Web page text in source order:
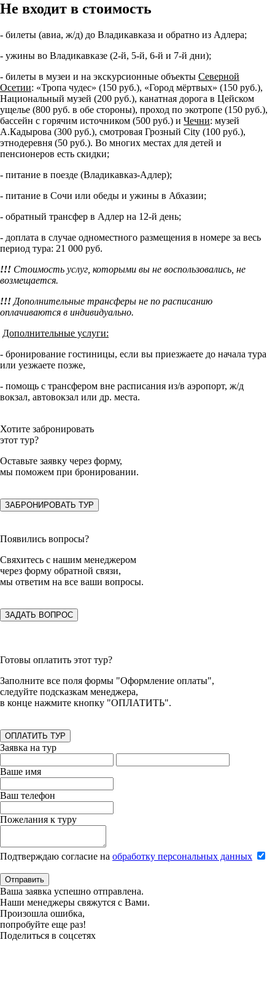
Не входит в стоимость
- билеты (авиа, ж/д) до Владикавказа и обратно из Адлера;
- ужины во Владикавказе (2-й, 5-й, 6-й и 7-й дни);
- билеты в музеи и на экскурсионные объекты Северной
Осетии: «Тропа чудес» (150 руб.), «Город мёртвых» (150 руб.),
Национальный музей (200 руб.), канатная дорога в Цейском
ущелье (800 руб. в обе стороны), проход по экотропе (150 руб.),
бассейн с горячим источником (500 руб.) и Чечни: музей
А.Кадырова (300 руб.), смотровая Грозный City (100 руб.),
этнодеревня (50 руб.). Во многих местах для детей и
пенсионеров есть скидки;
- питание в поезде (Владикавказ-Адлер);
- питание в Сочи или обеды и ужины в Абхазии;
- обратный трансфер в Адлер на 12-й день;
- доплата в случае одноместного размещения в номере за весь
период тура: 21 000 руб.
!!! Стоимость услуг, которыми вы не воспользовались, не
возмещается.
!!! Дополнительные трансферы не по расписанию
оплачиваются в индивидуально.
Дополнительные услуги:
- бронирование гостиницы, если вы приезжаете до начала тура
или уезжаете позже,
- помощь с трансфером вне расписания из/в аэропорт, ж/д
вокзал, автовокзал или др. места.
Хотите забронировать
этот тур?
Оставьте заявку через форму,
мы поможем при бронировании.
ЗАБРОНИРОВАТЬ ТУР
Появились вопросы?
Свяхитесь с нашим менеджером
через форму обратной связи,
мы ответим на все ваши вопросы.
ЗАДАТЬ ВОПРОС
Готовы оплатить этот тур?
Заполните все поля формы "Оформление оплаты",
следуйте подсказкам менеджера,
в конце нажмите кнопку "ОПЛАТИТЬ".
ОПЛАТИТЬ ТУР
Заявка на тур
Ваше имя
Ваш телефон
Пожелания к туру
Подтверждаю согласие на обработку персональных данных
Отправить
Ваша заявка успешно отправлена.
Наши менеджеры свяжутся с Вами.
Произошла ошибка,
попробуйте еще раз!
Поделиться в соцсетях